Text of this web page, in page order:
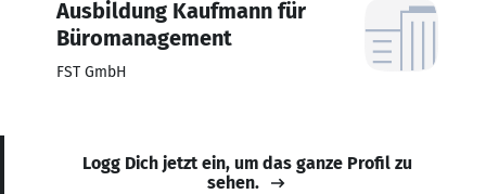
Ausbildung Kaufmann für
Büromanagement
FST GmbH
Logg Dich jetzt ein, um das ganze Profil zu
sehen.